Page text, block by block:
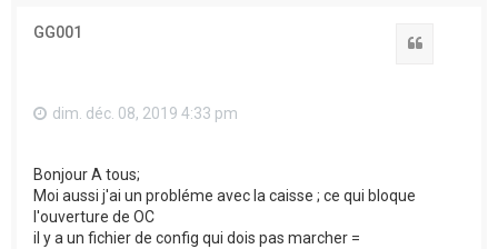
GG001
dim. déc. 08, 2019 4:33 pm
Bonjour A tous;
Moi aussi j'ai un probléme avec la caisse ; ce qui bloque
l'ouverture de OC
il y a un fichier de config qui dois pas marcher =